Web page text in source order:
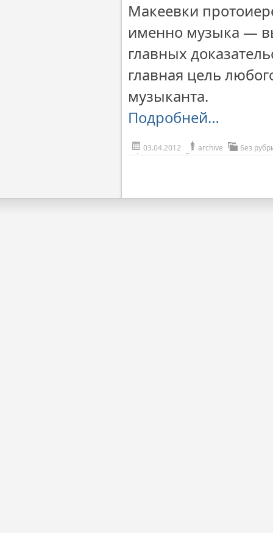
Макеевки
именно музыка —
главных
главная цель
музыканта.
Подробней…
03.04.2012 archive Без